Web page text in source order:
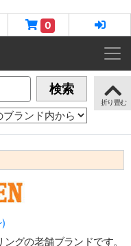
0
検索
グの老舗ブランドです。